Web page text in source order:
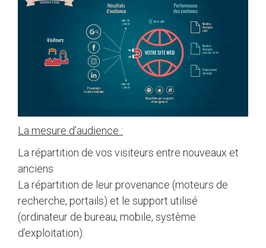
La mesure d’audience :
La répartition de vos visiteurs entre nouveaux et
anciens
La répartition de leur provenance (moteurs de
recherche, portails) et le support utilisé
(ordinateur de bureau, mobile, système
d’exploitation).